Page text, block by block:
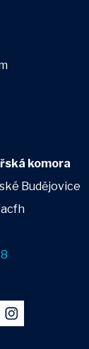
komora
Budějovice